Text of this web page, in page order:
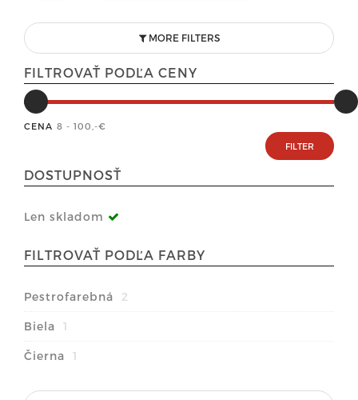
MORE FILTERS
FILTROVAŤ PODĽA CENY
CENA 8 - 100 ,-€
DOSTUPNOSŤ
Len skladom
FILTROVAŤ PODĽA FARBY
Pestrofarebná 2
Biela 1
Čierna 1